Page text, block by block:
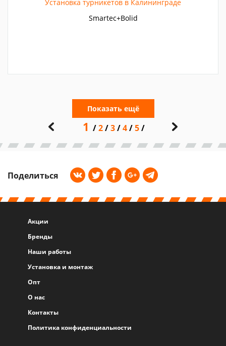
Установка турникетов в Калининграде
Smartec+Bolid
Показать ещё
1 2 3 4 5
Поделиться
Акции
Бренды
Наши работы
Установка и монтаж
Опт
О нас
Контакты
Политика конфиденциальности